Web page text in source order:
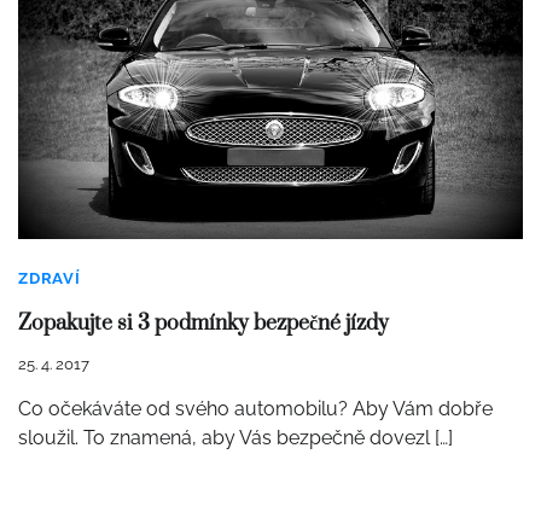
ZDRAVÍ
Zopakujte si 3 podmínky bezpečné jízdy
25. 4. 2017
Co očekáváte od svého automobilu? Aby Vám dobře
sloužil. To znamená, aby Vás bezpečně dovezl […]